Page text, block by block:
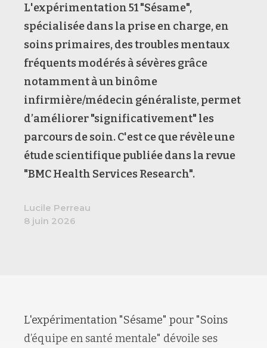
L'expérimentation 51 "Sésame",
spécialisée dans la prise en charge, en
soins primaires, des troubles mentaux
fréquents modérés à sévères grâce
notamment à un binôme
infirmière/médecin généraliste, permet
d’améliorer "significativement" les
parcours de soin. C'est ce que révèle une
étude scientifique publiée dans la revue
"BMC Health Services Research".
Lucile Perreau
8 juin 2026
L'expérimentation "Sésame" pour "Soins
d’équipe en santé mentale" dévoile ses